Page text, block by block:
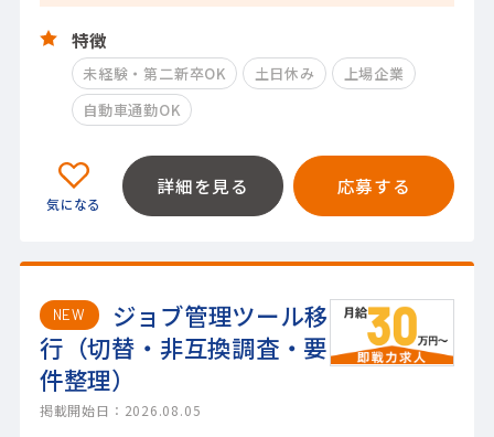
特徴
未経験・第二新卒OK 土日休み
上場企業
自動車通勤OK
詳細を見る 応募する
NEW
ジョブ管理ツール移
行（切替・非互換調査・要
件整理）
掲載開始日：2026.08.05